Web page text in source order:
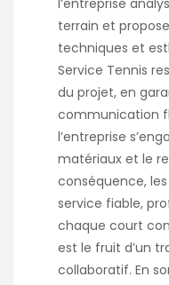
l’entreprise
terrain et
techniques et
Service Tennis
du projet, en
communication
l’entreprise
matériaux et le
conséquence,
service fiable,
chaque court
est le fruit d’un
collaboratif. En